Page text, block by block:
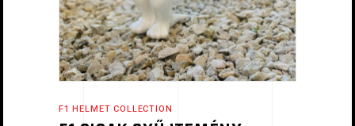
F1 HELMET COLLECTION